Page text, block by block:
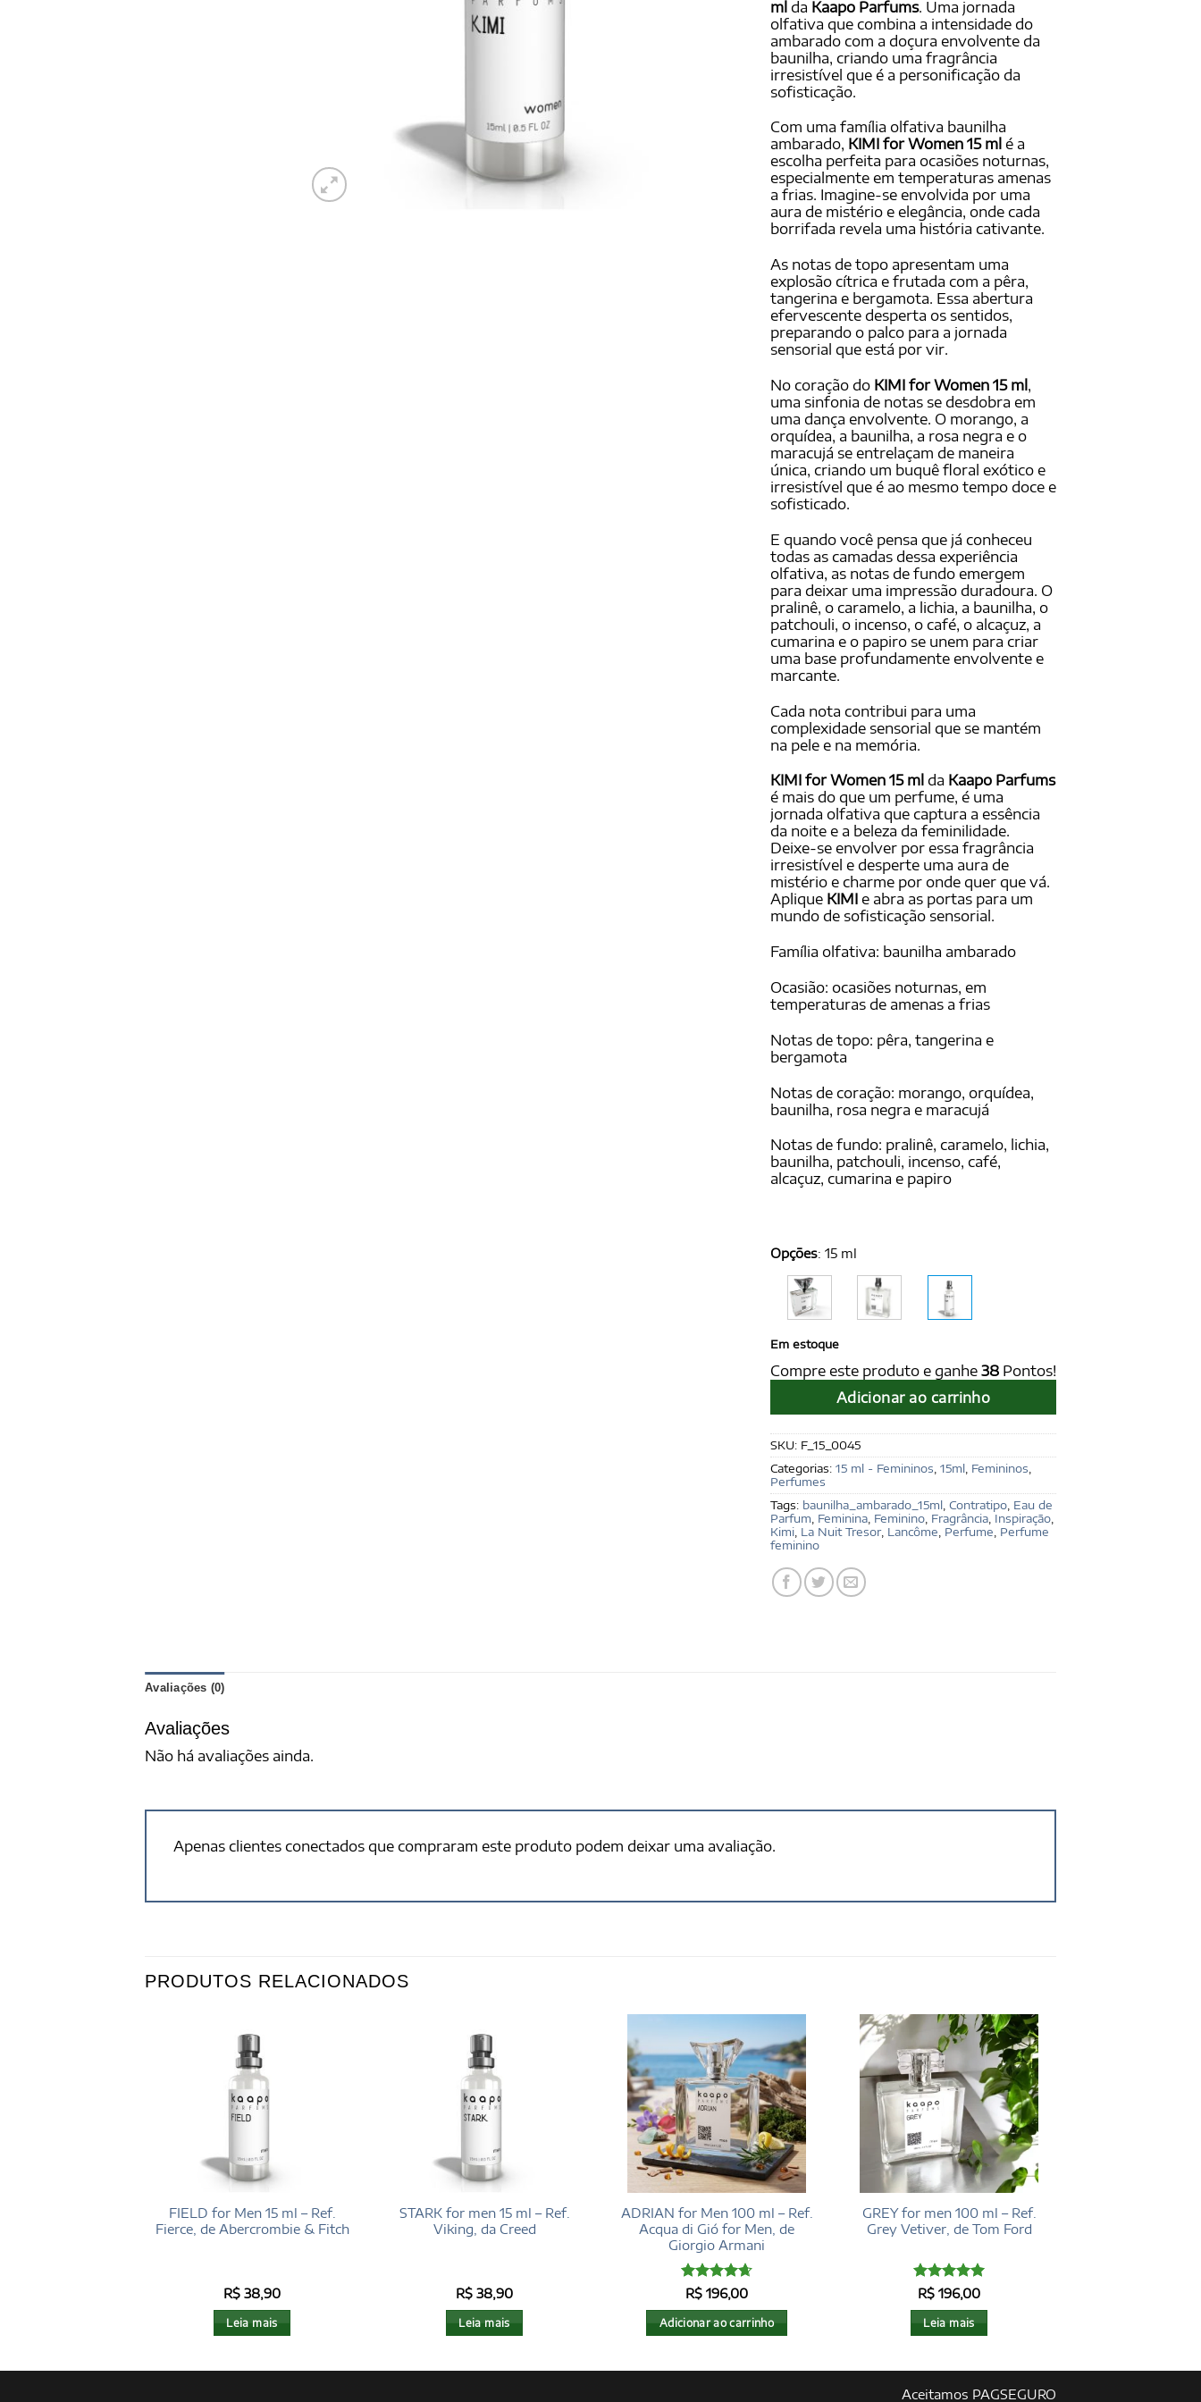
ml da Kaapo Parfums. Uma jornada
olfativa que combina a intensidade do
ambarado com a doçura envolvente da
baunilha, criando uma fragrância
irresistível que é a personificação da
sofisticação.
Com uma família olfativa baunilha
ambarado, KIMI for Women 15 ml é a
escolha perfeita para ocasiões noturnas,
especialmente em temperaturas amenas
a frias. Imagine-se envolvida por uma
aura de mistério e elegância, onde cada
borrifada revela uma história cativante.
As notas de topo apresentam uma
explosão cítrica e frutada com a pêra,
tangerina e bergamota. Essa abertura
efervescente desperta os sentidos,
preparando o palco para a jornada
sensorial que está por vir.
No coração do KIMI for Women 15 ml ,
uma sinfonia de notas se desdobra em
uma dança envolvente. O morango, a
orquídea, a baunilha, a rosa negra e o
maracujá se entrelaçam de maneira
única, criando um buquê floral exótico e
irresistível que é ao mesmo tempo doce e
sofisticado.
E quando você pensa que já conheceu
todas as camadas dessa experiência
olfativa, as notas de fundo emergem
para deixar uma impressão duradoura. O
pralinê, o caramelo, a lichia, a baunilha, o
patchouli, o incenso, o café, o alcaçuz, a
cumarina e o papiro se unem para criar
uma base profundamente envolvente e
marcante.
Cada nota contribui para uma
complexidade sensorial que se mantém
na pele e na memória.
KIMI for Women 15 ml da Kaapo Parfums
é mais do que um perfume, é uma
jornada olfativa que captura a essência
da noite e a beleza da feminilidade.
Deixe-se envolver por essa fragrância
irresistível e desperte uma aura de
mistério e charme por onde quer que vá.
Aplique KIMI e abra as portas para um
mundo de sofisticação sensorial.
Família olfativa: baunilha ambarado
Ocasião: ocasiões noturnas, em
temperaturas de amenas a frias
Notas de topo: pêra, tangerina e
bergamota
Notas de coração: morango, orquídea,
baunilha, rosa negra e maracujá
Notas de fundo: pralinê, caramelo, lichia,
baunilha, patchouli, incenso, café,
alcaçuz, cumarina e papiro
Opções: 15 ml
Em estoque
Compre este produto e ganhe 38 Pontos!
Adicionar ao carrinho
SKU: F_15_0045
Categorias: 15 ml - Femininos 15ml Femininos
Perfumes
Tags: baunilha_ambarado_15ml Contratipo Eau de
Parfum Feminina Feminino Fragrância Inspiração
Kimi La Nuit Tresor, Lancôme Perfume Perfume
feminino
Avaliações (0)
Avaliações
Não há avaliações ainda.
Apenas clientes conectados que compraram este produto podem deixar uma avaliação.
PRODUTOS RELACIONADOS
FIELD for Men 15 ml – Ref.
Fierce, de Abercrombie & Fitch
R$ 38,90
Leia mais
STARK for men 15 ml – Ref.
Viking, da Creed
R$ 38,90
Leia mais
ADRIAN for Men 100 ml – Ref.
Acqua di Gió for Men, de
Giorgio Armani
Avaliação
R$ 196,00
Adicionar ao carrinho
GREY for men 100 ml – Ref.
Grey Vetiver, de Tom Ford
Avaliação5
R$ 196,00
Leia mais
Aceitamos PAGSEGURO